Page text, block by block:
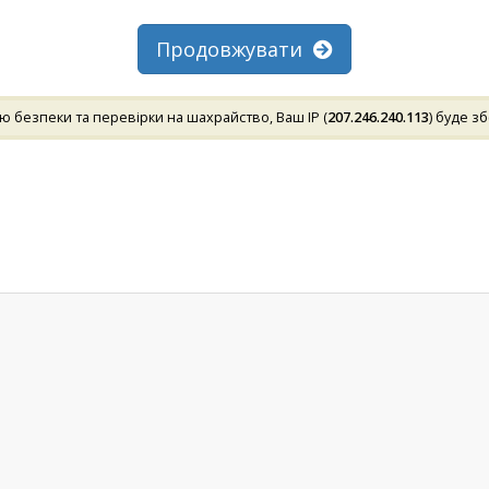
Продовжувати
та перевірки на шахрайство, Ваш IP (207.246.240.113) буде